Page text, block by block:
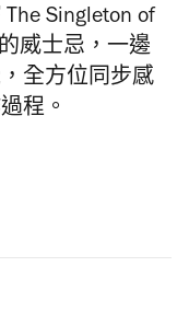
Singleton of
威士忌，一邊
全方位同步感
程。